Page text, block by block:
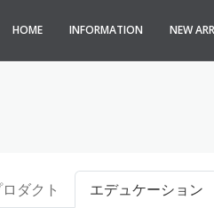
HOME INFORMATION NEW
ダクト エデュケーション